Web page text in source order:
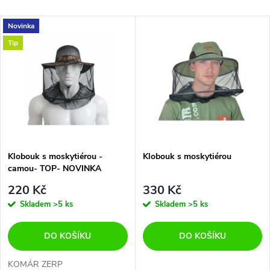
a
z
p
r
o
d
Nejdražší
V
ý
s
p
r
o
Novinka
Tip
Klobouk s moskytiérou -
camou- TOP- NOVINKA
220 Kč
Skladem >5 ks
DO KOŠÍKU
KOMÁR ZERP
Klobouk s moskytiérou
330 Kč
Skladem >5 ks
DO KOŠÍKU